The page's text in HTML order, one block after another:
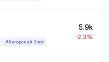
#Авторский блог
5.9k
-2.3%